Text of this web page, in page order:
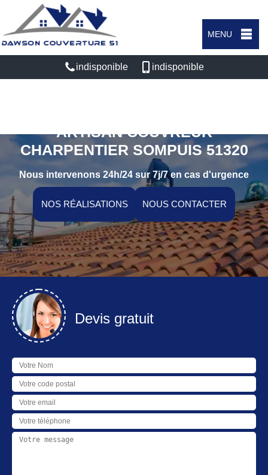
MENU
indisponible indisponible
ARTISAN COUVREUR
CHARPENTIER SOMPUIS 51320
Nous intervenons 24h/24 sur 7j/7 en cas d'urgence
NOS RÉALISATIONS NOUS CONTACTER
Devis gratuit